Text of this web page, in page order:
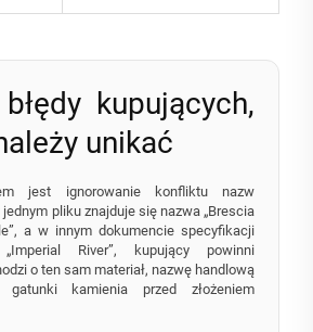
kupujących,
unikać
jest ignorowanie konfliktu nazw
pliku znajduje się nazwa „Brescia
a w innym dokumencie specyfikacji
River”, kupujący powinni
o ten sam materiał, nazwę handlową
kamienia przed złożeniem